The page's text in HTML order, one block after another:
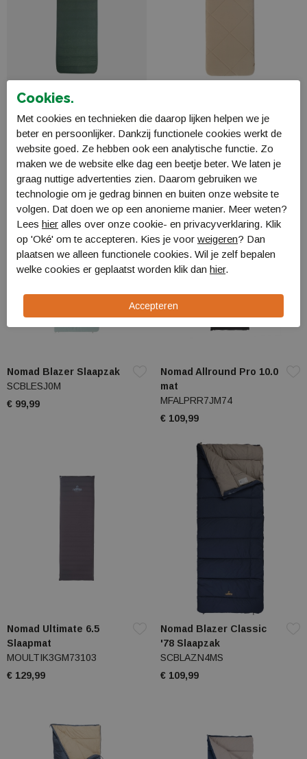
Nomad Dreamzone
Premium 10.0 matras
MFDREPR7JM74
€ 189,99
Nomad Naos Premium
XW 18.0 Slaapmat
MINAPXJ0M
€ 199,99
Nomad Blazer Slaapzak
SCBLESJ0M
€ 99,99
Nomad Allround Pro 10.0
mat
MFALPRR7JM74
€ 109,99
Nomad Ultimate 6.5
Slaapmat
MOULTIK3GM73103
€ 129,99
Nomad Blazer Classic
'78 Slaapzak
SCBLAZN4MS
€ 109,99
Cookies.
Met cookies en technieken die daarop lijken helpen we je
beter en persoonlijker. Dankzij functionele cookies werkt de
website goed. Ze hebben ook een analytische functie. Zo
maken we de website elke dag een beetje beter. We laten je
graag nuttige advertenties zien. Daarom gebruiken we
technologie om je gedrag binnen en buiten onze website te
volgen. Dat doen we op een anonieme manier. Meer weten?
Lees hier alles over onze cookie- en privacyverklaring. Klik
op 'Oké' om te accepteren. Kies je voor weigeren? Dan
plaatsen we alleen functionele cookies. Wil je zelf bepalen
welke cookies er geplaatst worden klik dan hier.